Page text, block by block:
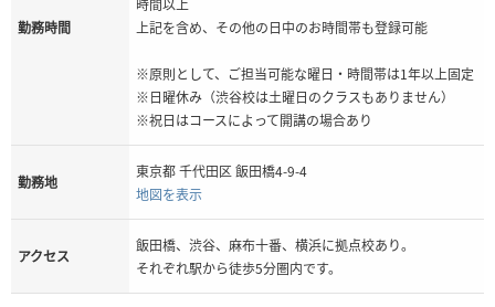
勤務時間
時間以上
上記を含め、その他の日中のお時間帯も登録可能
※原則として、ご担当可能な曜日・時間帯は1年以上固定
※日曜休み（渋谷校は土曜日のクラスもありません）
※祝日はコースによって開講の場合あり
勤務地
東京都 千代田区 飯田橋4-9-4
地図を表示
アクセス
飯田橋、渋谷、麻布十番、横浜に拠点校あり。
それぞれ駅から徒歩5分圏内です。